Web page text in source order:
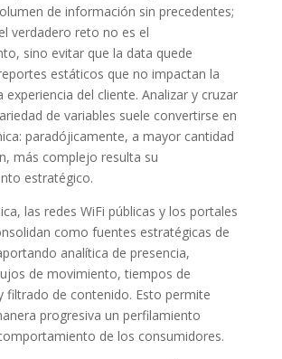
de información sin precedentes;
verdadero reto no es el
sino evitar que la data quede
estáticos que no impactan la
experiencia del cliente. Analizar y cruzar
de variables suele convertirse en
paradójicamente, a mayor cantidad
más complejo resulta su
estratégico.
las redes WiFi públicas y los portales
como fuentes estratégicas de
analítica de presencia,
de movimiento, tiempos de
filtrado de contenido. Esto permite
progresiva un perfilamiento
de los consumidores.